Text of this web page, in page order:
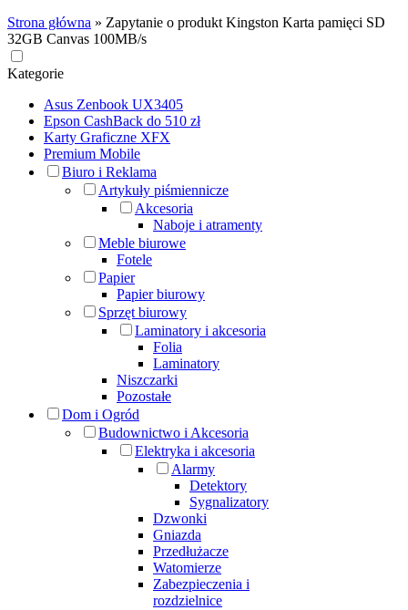
Strona główna » Zapytanie o produkt Kingston Karta pamięci SD
32GB Canvas 100MB/s
Kategorie
Asus Zenbook UX3405
Epson CashBack do 510 zł
Karty Graficzne XFX
Premium Mobile
Biuro i Reklama
Artykuły piśmiennicze
Akcesoria
Naboje i atramenty
Meble biurowe
Fotele
Papier
Papier biurowy
Sprzęt biurowy
Laminatory i akcesoria
Folia
Laminatory
Niszczarki
Pozostałe
Dom i Ogród
Budownictwo i Akcesoria
Elektryka i akcesoria
Alarmy
Detektory
Sygnalizatory
Dzwonki
Gniazda
Przedłużacze
Watomierze
Zabezpieczenia i
rozdzielnice